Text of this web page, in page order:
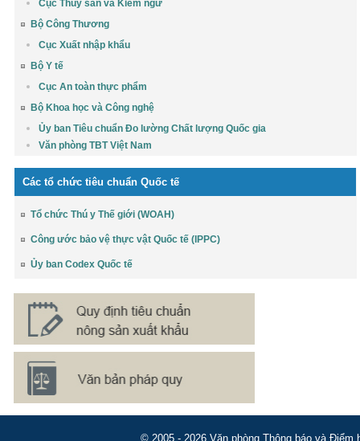
Cục Thủy sản và Kiểm ngư
Bộ Công Thương
Cục Xuất nhập khẩu
Bộ Y tế
Cục An toàn thực phẩm
Bộ Khoa học và Công nghệ
Ủy ban Tiêu chuẩn Đo lường Chất lượng Quốc gia
Văn phòng TBT Việt Nam
Các tổ chức tiêu chuẩn Quốc tế
Tổ chức Thú y Thế giới (WOAH)
Công ước bảo vệ thực vật Quốc tế (IPPC)
Ủy ban Codex Quốc tế
© 2005 - 2026 Văn phòng Thông báo và